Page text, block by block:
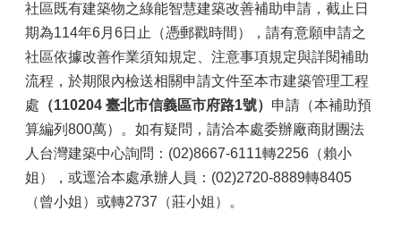
社區既有建築物之綠能智慧建築改善補助申請，截止日
期為114年6月6日止（憑郵戳時間），請有意願申請之
社區依據改善作業須知規定、注意事項規定與詳閱補助
流程，於期限內檢送相關申請文件至本市建築管理工程
處 （110204 臺北市信義區市府路1號） 申請 （本補助預
算編列800萬）
。如有疑問，請洽本處委辦廠商財團法
人台灣建築中心詢問：(02)8667-6111轉2256（賴小
姐），或逕洽本處承辦人員：(02)2720-8889轉8405
（曾小姐 ） 或轉2737 （莊小姐 ） 。